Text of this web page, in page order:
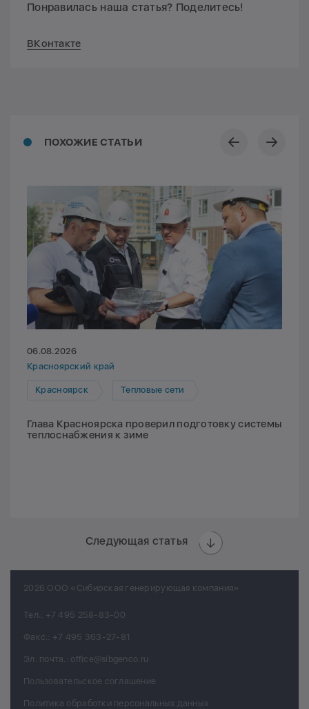
Понравилась наша статья? Поделитесь!
ВКонтакте
ПОХОЖИЕ СТАТЬИ
06.08.2026
Красноярский край
Красноярск Тепловые сети
Глава Красноярска проверил подготовку системы
теплоснабжения к зиме
Следующая статья
2026 ООО «Сибирская генерирующая компания»
Тел.: +7 495 258-83-00
Факс.: +7 495 363-27-81
Эл. почта.: office@sibgenco.ru
Пользовательское соглашение
Политика обработки персональных данных